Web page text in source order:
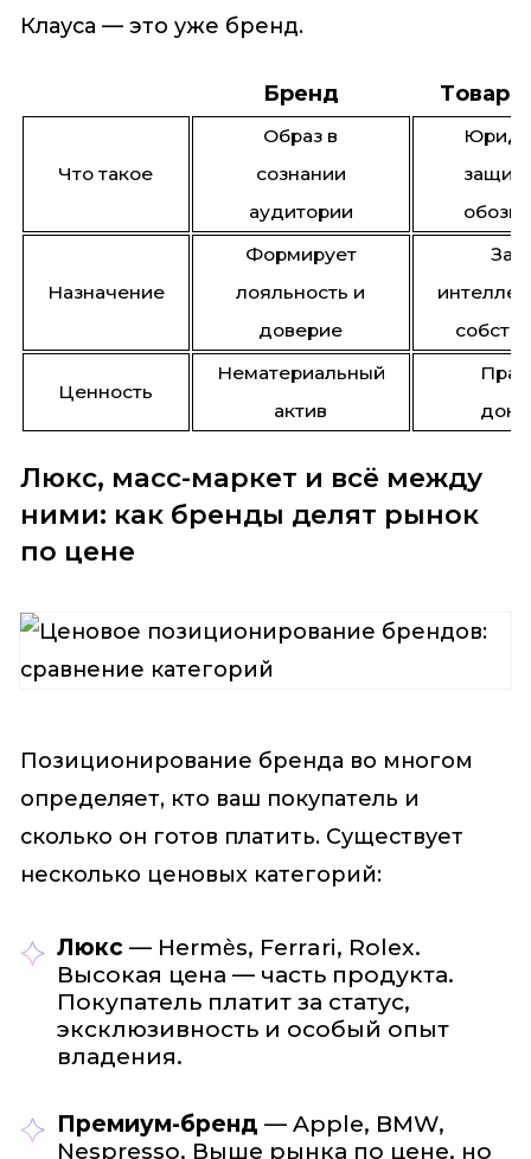
Клауса — это уже бренд.
Бренд
Что такое
Образ в
сознании
аудитории
Назначение
Формирует
лояльность и
доверие
Ценность
Нематериальный
актив
Люкс, масс-маркет и всё между
ними: как бренды делят рынок
по цене
Позиционирование бренда во многом
определяет, кто ваш покупатель и
сколько он готов платить. Существует
несколько ценовых категорий:
Люкс — Hermès, Ferrari, Rolex.
Высокая цена — часть продукта.
Покупатель платит за статус,
эксклюзивность и особый опыт
владения.
Премиум-бренд — Apple, BMW,
Nespresso. Выше рынка по цене, но